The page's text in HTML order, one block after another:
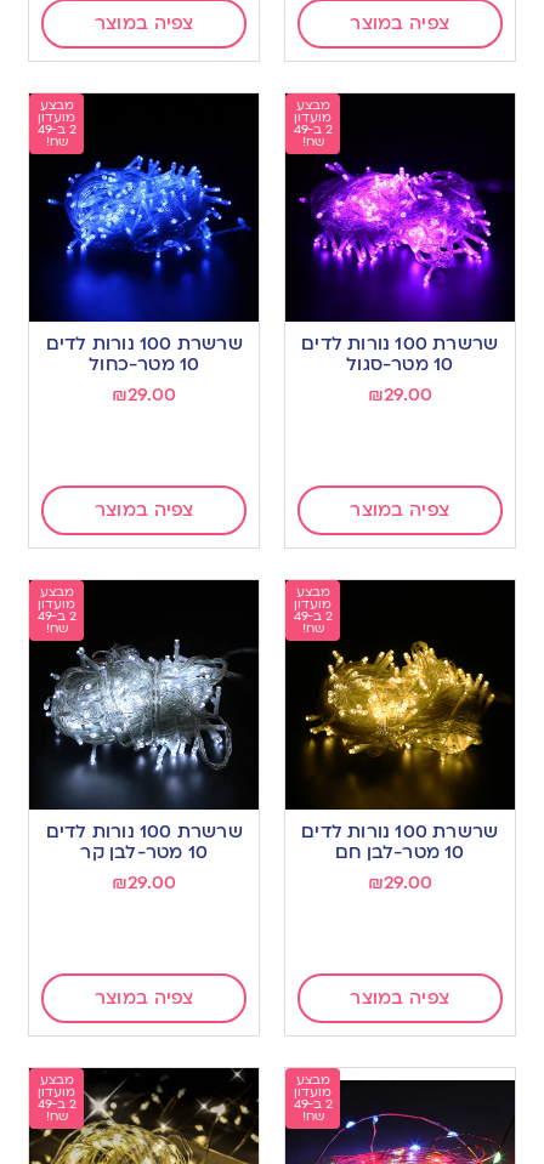
צפיה במוצר צפיה במוצר
מבצע
מועדון
2 ב-49
שח!
שרשרת 100 נורות לדים
10 מטר-סגול
₪29.00
צפיה במוצר
מבצע
מועדון
2 ב-49
שח!
שרשרת 100 נורות לדים
10 מטר-כחול
₪29.00
צפיה במוצר
מבצע
מועדון
2 ב-49
שח!
שרשרת 100 נורות לדים
10 מטר-לבן חם
₪29.00
צפיה במוצר
מבצע
מועדון
2 ב-49
שח!
שרשרת 100 נורות לדים
10 מטר-לבן קר
₪29.00
צפיה במוצר
מבצע
מועדון
2 ב-49
שח!
מבצע
מועדון
2 ב-49
שח!